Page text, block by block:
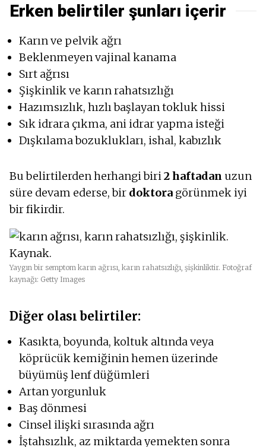
Erken belirtiler şunları içerir
Karın ve pelvik ağrı
Beklenmeyen vajinal kanama
Sırt ağrısı
Şişkinlik ve karın rahatsızlığı
Hazımsızlık, hızlı başlayan tokluk hissi
Sık idrara çıkma, ani idrar yapma isteği
Dışkılama bozuklukları, ishal, kabızlık
Bu belirtilerden herhangi biri 2 haftadan uzun
süre devam ederse, bir doktora görünmek iyi
bir fikirdir.
Yaygın bir semptom karın ağrısı, karın rahatsızlığı, şişkinliktir. Fotoğraf
kaynağı: Getty Images
Diğer olası belirtiler:
Kasıkta, boyunda, koltuk altında veya
köprücük kemiğinin hemen üzerinde
büyümüş lenf düğümleri
Artan yorgunluk
Baş dönmesi
Cinsel ilişki sırasında ağrı
İştahsızlık, az miktarda yemekten sonra